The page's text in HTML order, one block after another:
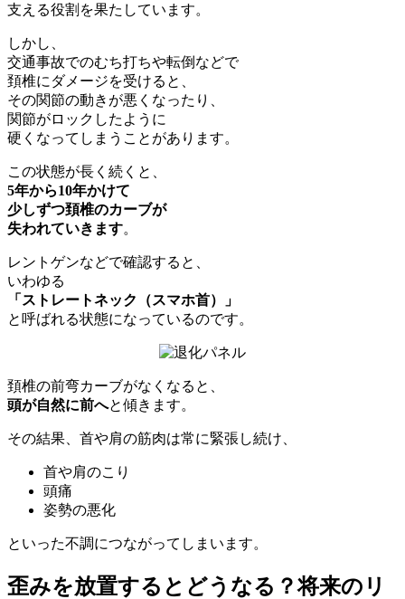
支える役割を果たしています。
しかし、
交通事故でのむち打ちや転倒などで
頚椎にダメージを受けると、
その関節の動きが悪くなったり、
関節がロックしたように
硬くなってしまうことがあります。
この状態が長く続くと、
5年から10年かけて
少しずつ頚椎のカーブが
失われていきます。
レントゲンなどで確認すると、
いわゆる
「ストレートネック（スマホ首）」
と呼ばれる状態になっているのです。
頚椎の前弯カーブがなくなると、
頭が自然に前へと傾きます。
その結果、首や肩の筋肉は常に緊張し続け、
首や肩のこり
頭痛
姿勢の悪化
といった不調につながってしまいます。
歪みを放置するとどうなる？将来のリ